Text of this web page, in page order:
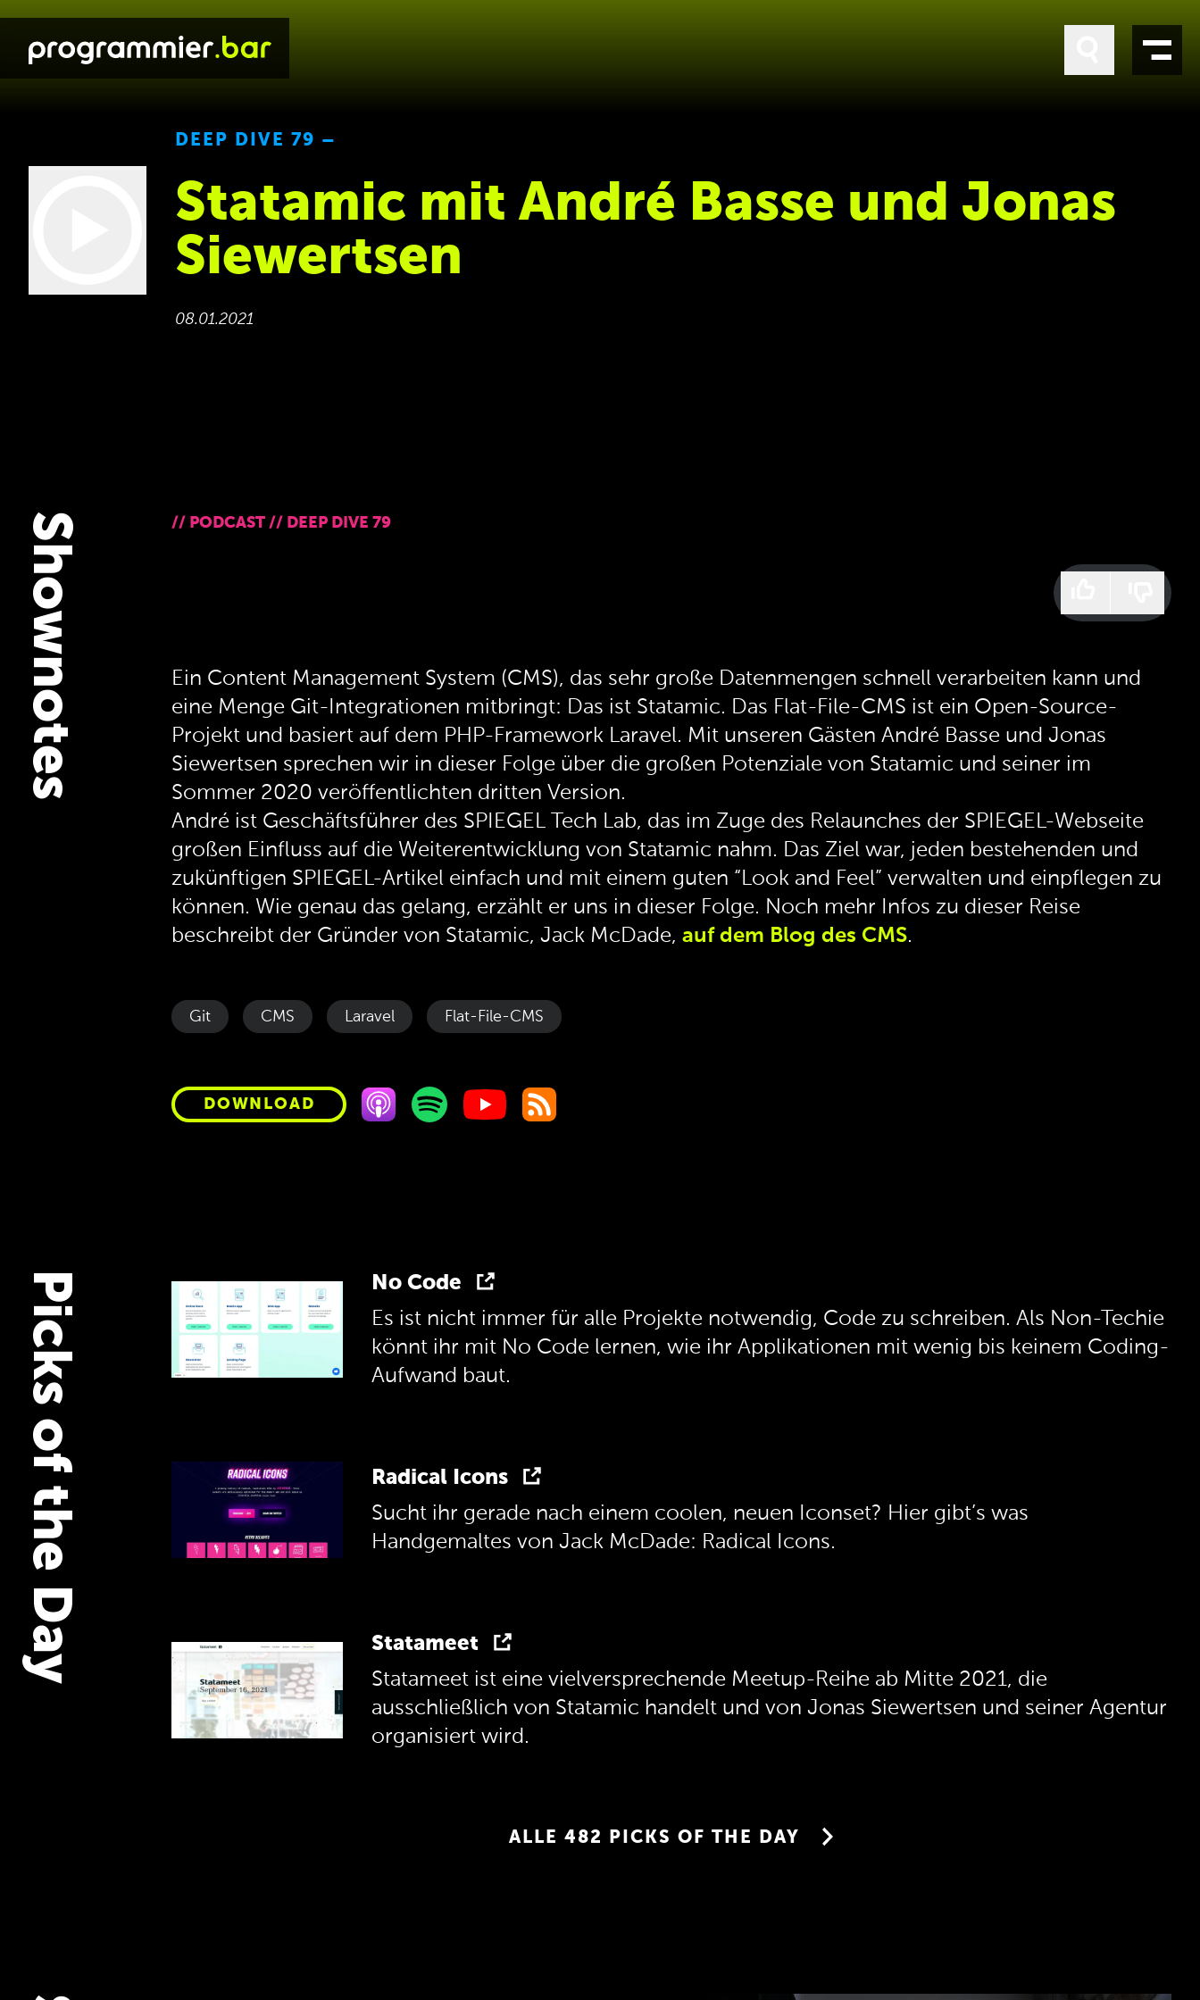
DEEP DIVE 79 –
Statamic mit André Basse und Jonas
Siewertsen
08.01.2021
// PODCAST // DEEP DIVE 79
Shownotes
Ein Content Management System (CMS), das sehr große Datenmengen schnell verarbeiten kann und
eine Menge Git-Integrationen mitbringt: Das ist Statamic. Das Flat-File-CMS ist ein Open-Source-
Projekt und basiert auf dem PHP-Framework Laravel. Mit unseren Gästen André Basse und Jonas
Siewertsen sprechen wir in dieser Folge über die großen Potenziale von Statamic und seiner im
Sommer 2020 veröffentlichten dritten Version.
André ist Geschäftsführer des SPIEGEL Tech Lab, das im Zuge des Relaunches der SPIEGEL-Webseite
großen Einfluss auf die Weiterentwicklung von Statamic nahm. Das Ziel war, jeden bestehenden und
zukünftigen SPIEGEL-Artikel einfach und mit einem guten “Look and Feel” verwalten und einpflegen zu
können. Wie genau das gelang, erzählt er uns in dieser Folge. Noch mehr Infos zu dieser Reise
beschreibt der Gründer von Statamic, Jack McDade, auf dem Blog des CMS.
Git CMS Laravel Flat-File-CMS
DOWNLOAD
Picks of the Day
No Code
Es ist nicht immer für alle Projekte notwendig, Code zu schreiben. Als Non-Techie
könnt ihr mit No Code lernen, wie ihr Applikationen mit wenig bis keinem Coding-
Aufwand baut.
Radical Icons
Sucht ihr gerade nach einem coolen, neuen Iconset? Hier gibt’s was
Handgemaltes von Jack McDade: Radical Icons.
Statameet
Statameet ist eine vielversprechende Meetup-Reihe ab Mitte 2021, die
ausschließlich von Statamic handelt und von Jonas Siewertsen und seiner Agentur
organisiert wird.
ALLE 482 PICKS OF THE DAY